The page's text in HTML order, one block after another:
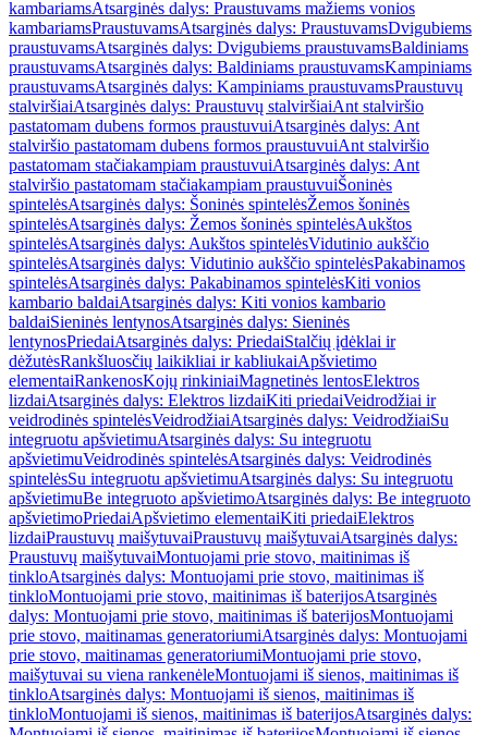
kambariamsAtsarginės dalys: Praustuvams mažiems vonios
kambariamsPraustuvamsAtsarginės dalys: PraustuvamsDvigubiems
praustuvamsAtsarginės dalys: Dvigubiems praustuvamsBaldiniams
praustuvamsAtsarginės dalys: Baldiniams praustuvamsKampiniams
praustuvamsAtsarginės dalys: Kampiniams praustuvamsPraustuvų
stalviršiaiAtsarginės dalys: Praustuvų stalviršiaiAnt stalviršio
pastatomam dubens formos praustuvuiAtsarginės dalys: Ant
stalviršio pastatomam dubens formos praustuvuiAnt stalviršio
pastatomam stačiakampiam praustuvuiAtsarginės dalys: Ant
stalviršio pastatomam stačiakampiam praustuvuiŠoninės
spintelėsAtsarginės dalys: Šoninės spintelėsŽemos šoninės
spintelėsAtsarginės dalys: Žemos šoninės spintelėsAukštos
spintelėsAtsarginės dalys: Aukštos spintelėsVidutinio aukščio
spintelėsAtsarginės dalys: Vidutinio aukščio spintelėsPakabinamos
spintelėsAtsarginės dalys: Pakabinamos spintelėsKiti vonios
kambario baldaiAtsarginės dalys: Kiti vonios kambario
baldaiSieninės lentynosAtsarginės dalys: Sieninės
lentynosPriedaiAtsarginės dalys: PriedaiStalčių įdėklai ir
dėžutėsRankšluosčių laikikliai ir kabliukaiApšvietimo
elementaiRankenosKojų rinkiniaiMagnetinės lentosElektros
lizdaiAtsarginės dalys: Elektros lizdaiKiti priedaiVeidrodžiai ir
veidrodinės spintelėsVeidrodžiaiAtsarginės dalys: VeidrodžiaiSu
integruotu apšvietimuAtsarginės dalys: Su integruotu
apšvietimuVeidrodinės spintelėsAtsarginės dalys: Veidrodinės
spintelėsSu integruotu apšvietimuAtsarginės dalys: Su integruotu
apšvietimuBe integruoto apšvietimoAtsarginės dalys: Be integruoto
apšvietimoPriedaiApšvietimo elementaiKiti priedaiElektros
lizdaiPraustuvų maišytuvaiPraustuvų maišytuvaiAtsarginės dalys:
Praustuvų maišytuvaiMontuojami prie stovo, maitinimas iš
tinkloAtsarginės dalys: Montuojami prie stovo, maitinimas iš
tinkloMontuojami prie stovo, maitinimas iš baterijosAtsarginės
dalys: Montuojami prie stovo, maitinimas iš baterijosMontuojami
prie stovo, maitinamas generatoriumiAtsarginės dalys: Montuojami
prie stovo, maitinamas generatoriumiMontuojami prie stovo,
maišytuvai su viena rankenėleMontuojami iš sienos, maitinimas iš
tinkloAtsarginės dalys: Montuojami iš sienos, maitinimas iš
tinkloMontuojami iš sienos, maitinimas iš baterijosAtsarginės dalys: